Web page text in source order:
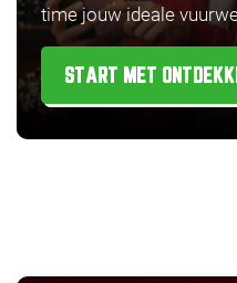
time jouw ideale
START MET